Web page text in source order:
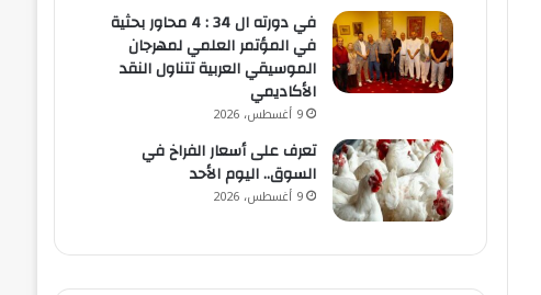
في دورته ال 34 : 4 محاور بحثية
في المؤتمر العلمي لمهرجان
الموسيقي العربية تتناول النقد
الأكاديمي
9 أغسطس، 2026
تعرف على أسعار الفراخ في
السوق.. اليوم الأحد
9 أغسطس، 2026